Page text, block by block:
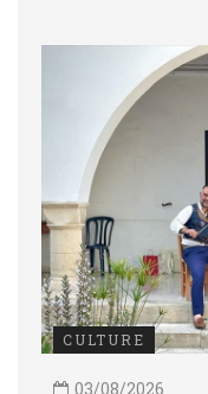
CULTURE
03/08/2026